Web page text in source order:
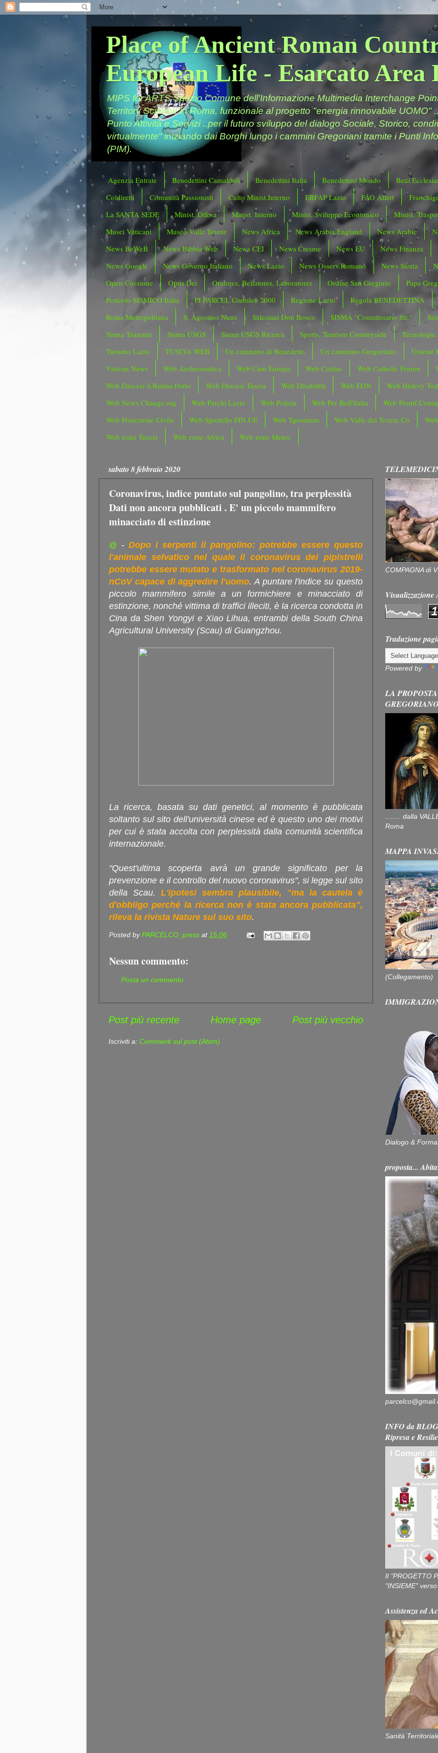
Place of Ancient Roman
European Life - Esarcato Area
MIPS for ARTS Spazio Comune dell'Informazione Multimedia Interchange
Territory Science in Roma, funzionale al progetto "energia rinnovabile UOMO"
Punto Attività e Servizi ..per il futuro sviluppo del dialogo Sociale, Storico,
virtualmente" iniziando dai Borghi lungo i cammini Gregoriani tramite i Punti
(PIM).
Agenzia Entrate Benedettini Camaldoli Benedettini Italia Benedettini Mondo
Beni
Coldiretti
Comunità Passionisti Culto Minist.Interno ERFAP Lazio FAO Allert
La SANTA SEDE
Minist. Difesa Minist. Interno Minist. Sviluppo Economico
Minist.
Musei Vaticani
Museo Valle Tevere News Africa News Arabia England News Arabic
News BeWeB
News Bibbia Web News CEI News Cresme News EU
News Finanza
News Google
News Governo Italiano News Lazio News Osserv.Romano News Storia
Open Coesione
Opus Dei Oratores, Bellatores, Laboratores Ordine San Gregorio
Papa
Pericolo SISMICO Italia
PJ PARCEL Giubileo 2000 Regione Lazio
Regola BENEDETTINA
Roma Metropolitana
S. Agostino Nuns Salesiani Don Bosco SISMA "Commissario Str."
Sisma Tsunami
Sisma USGS Sisma USGS Ricerca Sports, Tourism Countryside
Tecnologie
Turismo Lazio
TUSCIA WEB Un cammino di Benedetto Un cammino Gregoriano
Unione
Vatican News
Web Archeomatica Web Cam Europa Web Caritas Web Catholic Forum
Web Diocesi S.Rufina Porto
Web Diocesi Tuscia Web Disabilità Web EON
Web History
Web News Change.org
Web Parchi Lazio Web Polizia Web Per Bell'Italia
Web
Web Protezione Civile
Web Sportello FIN.UE Web Tgtourism Web Valle del Tevere Co
Web zona Tuscia
Web zone Africa Web zone Meteo
sabato 8 febbraio 2020
Coronavirus, indice puntato sul pangolino, tra perplessità
Dati non ancora pubblicati . E' un piccolo mammifero
minacciato di estinzione
@ - Dopo i serpenti il pangolino: potrebbe essere questo
l'animale selvatico nel quale il coronavirus dei pipistrelli
potrebbe essere mutato e trasformato nel coronavirus 2019-
nCoV capace di aggredire l'uomo. A puntare l'indice su questo
piccolo mammifero simile a un formichiere e minacciato di
estinzione, nonché vittima di traffici illeciti, è la ricerca condotta in
Cina da Shen Yongyi e Xiao Lihua, entrambi della South China
Agricultural University (Scau) di Guangzhou.
La ricerca, basata su dati genetici, al momento è pubblicata
soltanto sul sito dell'università cinese ed è questo uno dei motivi
per cui è stata accolta con perplessità dalla comunità scientifica
internazionale.
"Quest'ultima scoperta avrà un grande significato per la
prevenzione e il controllo del nuovo coronavirus", si legge sul sito
della Scau. L'ipotesi sembra plausibile, "ma la cautela è
d'obbligo perché la ricerca non è stata ancora pubblicata",
rileva la rivista Nature sul suo sito.
Posted byPARCELCO_press at15:06
Nessun commento:
Posta un commento
Post più recente Post più vecchio
Home page
Iscriviti a: Commenti sul post (Atom)
COMPAGNA di
1
Traduzione
Powered by
LA
........ dalla
Roma
MAPPA
(Collegamento)
Dialogo &
proposta...
INFO da
Ripresa e
Il "PROGETTO
"INSIEME"
Assistenza ed
Sanità